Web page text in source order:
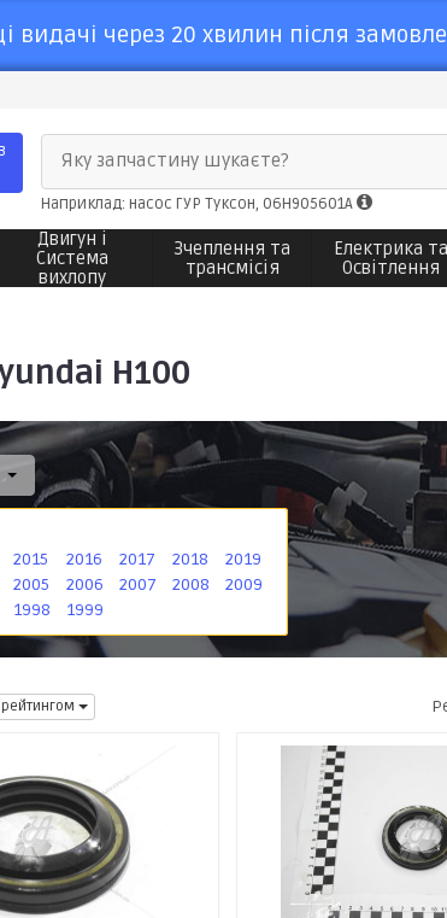
видачі через 20 хвилин після
Яку запчастину шукаєте?
Наприклад: насос ГУР Туксон, 06H905601A
Двигун і
Система
вихлопу
Зчеплення та
трансмісія
Електрика та
Освітлення
H100
2015 2016 2017 2018
2019
2005 2006 2007 2008
2009
1998 1999